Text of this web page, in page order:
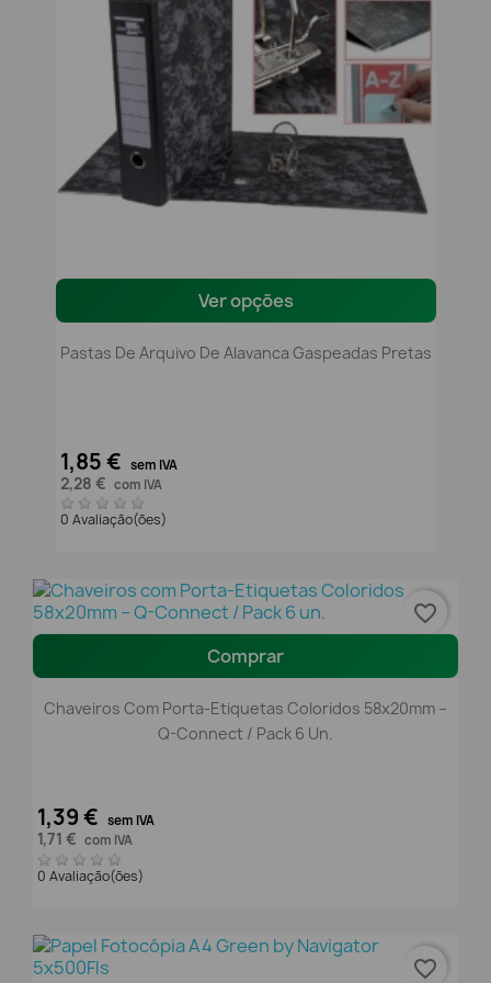
Ver opções
Pastas De Arquivo De Alavanca Gaspeadas Pretas
1,85 € sem IVA
2,28 € com IVA
0 Avaliação(ões)
Comprar
Chaveiros Com Porta-Etiquetas Coloridos 58x20mm –
Q-Connect / Pack 6 Un.
1,39 € sem IVA
1,71 € com IVA
0 Avaliação(ões)
favorite_border
favorite_border